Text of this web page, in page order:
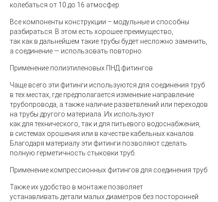
колебаться от 10 до 16 атмосфер.
Все компоненты конструкции – модульные и способны
разбираться. В этом есть хорошее преимущество,
так как в дальнейшем такие трубы будет несложно заменить,
а соединение — использовать повторно.
Применение полиэтиленовых ПНД фитингов
Чаще всего эти фитинги используются для соединения труб
в тех местах, где предполагается изменение направление
трубопровода, а также наличие разветвлений или переходов
на трубы другого материала. Их используют
как для технического, так и для питьевого водоснабжения,
в системах орошения или в качестве кабельных каналов.
Благодаря материалу эти фитинги позволяют сделать
полную герметичность стыковки труб.
Применение компрессионных фитингов для соединения труб
Также их удобство в монтаже позволяет
устанавливать детали малых диаметров без посторонней